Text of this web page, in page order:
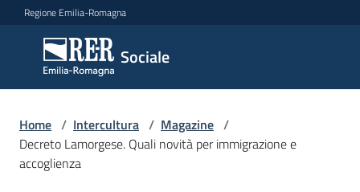
Vai al contenuto
Vai alla navigazione
Vai al footer
Regione Emilia-Romagna
Sociale
Sociale
Argomenti
Home / Intercultura / Magazine /
Decreto Lamorgese. Quali novità per immigrazione e
accoglienza